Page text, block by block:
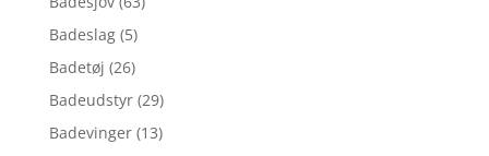
Badeslag (5)
Badetøj (26)
Badeudstyr (29)
Badevinger (13)